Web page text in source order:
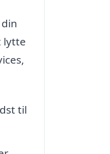
lytte
til